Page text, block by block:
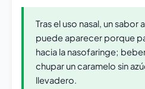
Tras el uso nasal, un
puede aparecer porque
hacia la nasofaringe;
chupar un caramelo sin
llevadero.